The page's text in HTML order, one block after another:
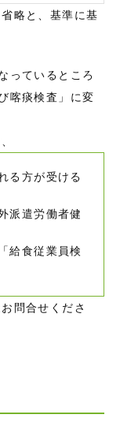
略と、基準に基
っているところ
喀痰検査」に変
る方が受ける
派遣労働者健
給食従業員検
問合せくださ